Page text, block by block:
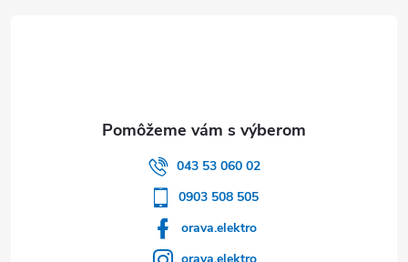
043 53 060 02
0903 508 505
orava.elektro